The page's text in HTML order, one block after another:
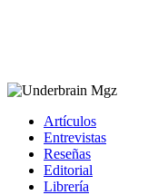
Artículos
Entrevistas
Reseñas
Editorial
Librería